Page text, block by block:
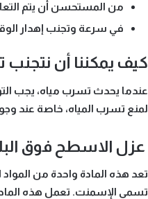
من المستحسن أن يتم
في سرعة وتجنب إهدار
كيف يمكننا أن نتجنب
عندما يحدث تسرب مياه، يجب
لمنع تسرب المياه، خاصة عند
عزل الاسطح فوق
تعد هذه المادة واحدة من
تسمى الإسمنت. تعمل هذه